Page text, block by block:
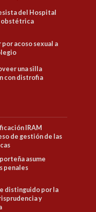
del Hospital
obstétrica
acoso sexual a
una silla
con distrofia
IRAM
de gestión de las
asume
penales
distinguido por la
y